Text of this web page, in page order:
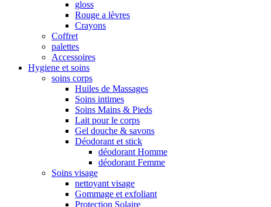
gloss
Rouge a lèvres
Crayons
Coffret
palettes
Accessoires
Hygiene et soins
soins corps
Huiles de Massages
Soins intimes
Soins Mains & Pieds
Lait pour le corps
Gel douche & savons
Déodorant et stick
déodorant Homme
déodorant Femme
Soins visage
nettoyant visage
Gommage et exfoliant
Protection Solaire